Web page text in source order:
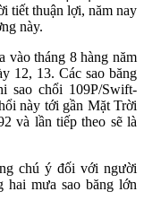
tiết thuận lợi, năm nay
này.
vào tháng 8 hàng năm
12, 13. Các sao băng
sao chổi 109P/Swift-
này tới gần Mặt Trời
và lần tiếp theo sẽ là
chú ý đối với người
hai mưa sao băng lớn